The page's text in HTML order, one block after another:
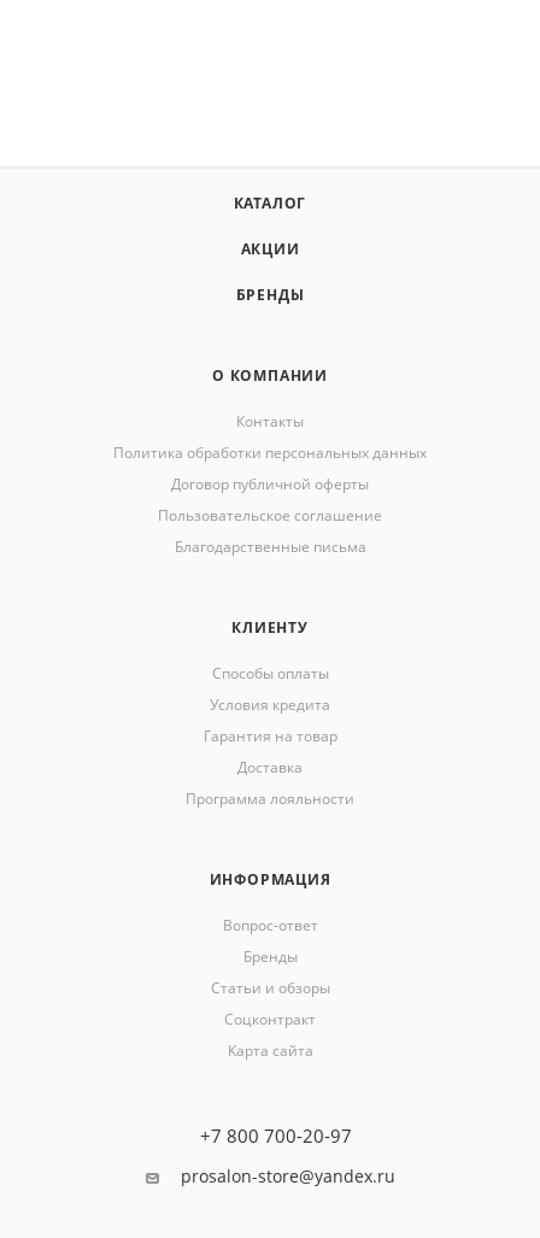
КАТАЛОГ
АКЦИИ
БРЕНДЫ
О КОМПАНИИ
Контакты
Политика обработки персональных данных
Договор публичной оферты
Пользовательское соглашение
Благодарственные письма
КЛИЕНТУ
Способы оплаты
Условия кредита
Гарантия на товар
Доставка
Программа лояльности
ИНФОРМАЦИЯ
Вопрос-ответ
Бренды
Статьи и обзоры
Соцконтракт
Карта сайта
+7 800 700-20-97
prosalon-store@yandex.ru